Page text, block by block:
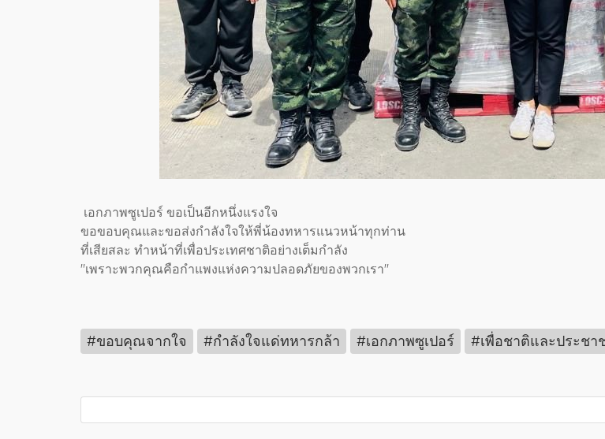
เอกภาพซูเปอร์ ขอเป็นอีกหนึ่งแรงใจ
ขอขอบคุณและขอส่งกำลังใจให้พี่น้องทหารแนวหน้าทุกท่าน
ที่เสียสละ ทำหน้าที่เพื่อประเทศชาติอย่างเต็มกำลัง
"เพราะพวกคุณคือกำแพงแห่งความปลอดภัยของพวกเรา"
#ขอบคุณจากใจ #กำลังใจแด่ทหารกล้า #เอกภาพซูเปอร์ #เพื่อชาติและประชา